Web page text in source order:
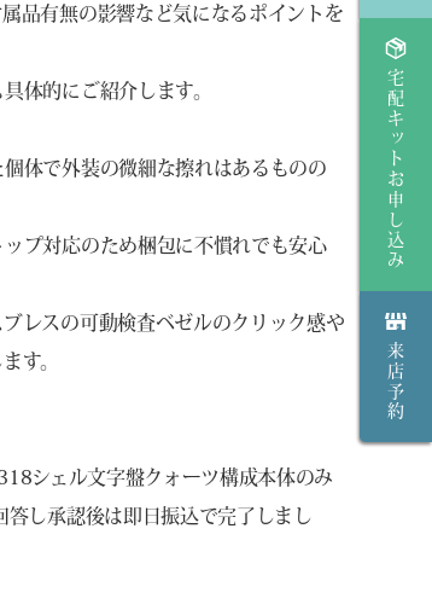
品有無の影響など気になるポイントを
体的にご紹介します。
体で外装の微細な擦れはあるものの
プ対応のため梱包に不慣れでも安心
レスの可動検査ベゼルのクリック感や
す。
シェル文字盤クォーツ構成本体のみ
し承認後は即日振込で完了しまし
宅配キットお申し込み
来店予約